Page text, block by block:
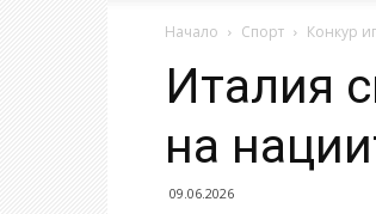
Начало Спорт Конкур
Италия
на
09.06.2026